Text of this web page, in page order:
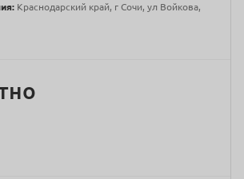
Краснодарский край, г Сочи, ул Войкова,